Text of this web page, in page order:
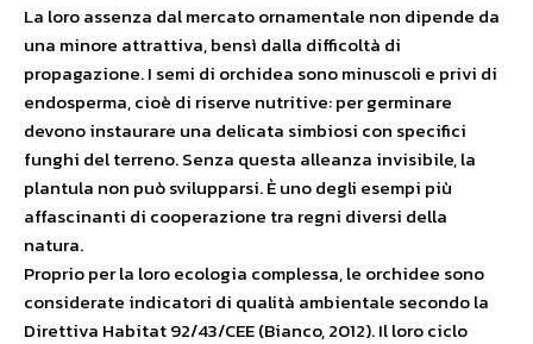
La loro assenza dal mercato ornamentale non dipende da
una minore attrattiva, bensì dalla difficoltà di
propagazione. I semi di orchidea sono minuscoli e privi di
endosperma, cioè di riserve nutritive: per germinare
devono instaurare una delicata simbiosi con specifici
funghi del terreno. Senza questa alleanza invisibile, la
plantula non può svilupparsi. È uno degli esempi più
affascinanti di cooperazione tra regni diversi della
natura.
Proprio per la loro ecologia complessa, le orchidee sono
considerate indicatori di qualità ambientale secondo la
Direttiva Habitat 92/43/CEE (Bianco, 2012). Il loro ciclo